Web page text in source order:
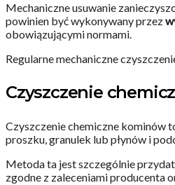
Mechaniczne usuwanie
powinien być wykonywany przez
obowiązującymi normami.
Regularne mechaniczne
Czyszczenie
Czyszczenie chemiczne kominów
proszku, granulek lub płynów i
Metoda ta jest szczególnie
zgodne z zaleceniami producenta